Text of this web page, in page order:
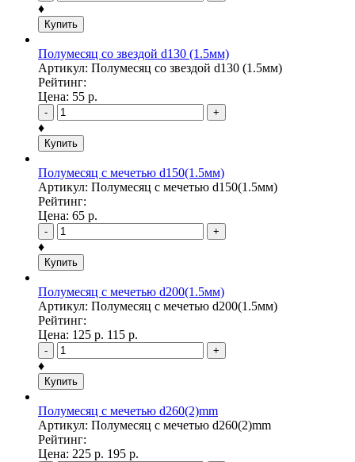
♦
Купить
Полумесяц со звездой d130 (1.5мм)
Артикул: Полумесяц со звездой d130 (1.5мм)
Рейтинг:
Цена: 55 р.
- +
♦
Купить
Полумесяц с мечетью d150(1.5мм)
Артикул: Полумесяц с мечетью d150(1.5мм)
Рейтинг:
Цена: 65 р.
- +
♦
Купить
Полумесяц с мечетью d200(1.5мм)
Артикул: Полумесяц с мечетью d200(1.5мм)
Рейтинг:
Цена: 125 р. 115 р.
- +
♦
Купить
Полумесяц с мечетью d260(2)mm
Артикул: Полумесяц с мечетью d260(2)mm
Рейтинг:
Цена: 225 р. 195 р.